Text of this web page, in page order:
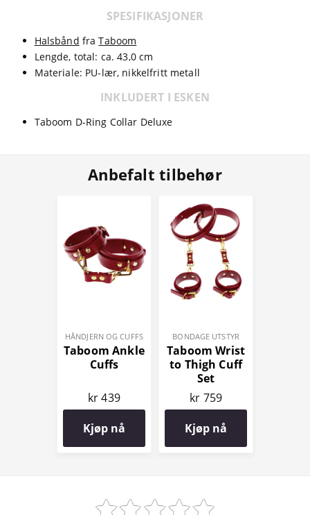
SPESIFIKASJONER
Halsbånd fraTaboom
Lengde, total: ca. 43,0 cm
Materiale: PU-lær, nikkelfritt metall
INKLUDERT I ESKEN
Taboom D-Ring Collar Deluxe
Anbefalt tilbehør
HÅNDJERN OG CUFFS
Taboom Ankle
Cuffs
kr 439
Kjøp nå
BONDAGE UTSTYR
Taboom Wrist
to Thigh Cuff
Set
kr 759
Kjøp nå